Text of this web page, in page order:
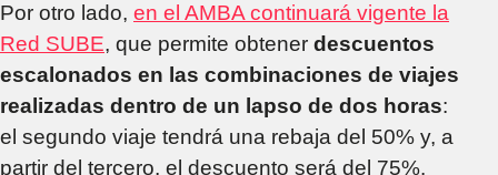
Por otro lado, en el AMBA continuará vigente la
Red SUBE, que permite obtener descuentos
escalonados en las combinaciones de viajes
realizadas dentro de un lapso de dos horas:
el segundo viaje tendrá una rebaja del 50% y, a
partir del tercero, el descuento será del 75%.